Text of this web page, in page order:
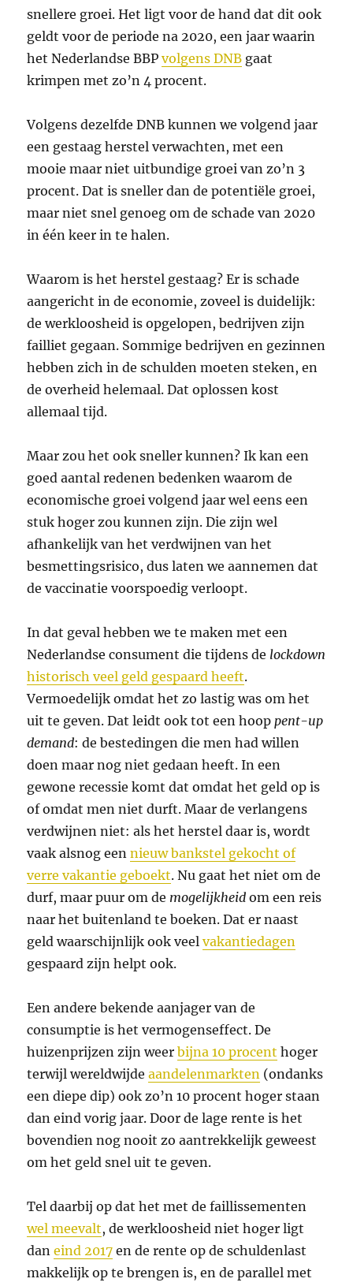
snellere groei. Het ligt voor de hand dat dit ook
geldt voor de periode na 2020, een jaar waarin
het Nederlandse BBPvolgens DNB gaat
krimpen met zo’n 4 procent.
Volgens dezelfde DNB kunnen we volgend jaar
een gestaag herstel verwachten, met een
mooie maar niet uitbundige groei van zo’n 3
procent. Dat is sneller dan de potentiële groei,
maar niet snel genoeg om de schade van 2020
in één keer in te halen.
Waarom is het herstel gestaag? Er is schade
aangericht in de economie, zoveel is duidelijk:
de werkloosheid is opgelopen, bedrijven zijn
failliet gegaan. Sommige bedrijven en gezinnen
hebben zich in de schulden moeten steken, en
de overheid helemaal. Dat oplossen kost
allemaal tijd.
Maar zou het ook sneller kunnen? Ik kan een
goed aantal redenen bedenken waarom de
economische groei volgend jaar wel eens een
stuk hoger zou kunnen zijn. Die zijn wel
afhankelijk van het verdwijnen van het
besmettingsrisico, dus laten we aannemen dat
de vaccinatie voorspoedig verloopt.
In dat geval hebben we te maken met een
Nederlandse consument die tijdens de lockdown
historisch veel geld gespaard heeft.
Vermoedelijk omdat het zo lastig was om het
uit te geven. Dat leidt ook tot een hooppent-up
demand: de bestedingen die men had willen
doen maar nog niet gedaan heeft. In een
gewone recessie komt dat omdat het geld op is
of omdat men niet durft. Maar de verlangens
verdwijnen niet: als het herstel daar is, wordt
vaak alsnog eennieuw bankstel gekocht of
verre vakantie geboekt. Nu gaat het niet om de
durf, maar puur om de mogelijkheid om een reis
naar het buitenland te boeken. Dat er naast
geld waarschijnlijk ook veelvakantiedagen
gespaard zijn helpt ook.
Een andere bekende aanjager van de
consumptie is het vermogenseffect. De
huizenprijzen zijn weerbijna 10 procent hoger
terwijl wereldwijdeaandelenmarkten (ondanks
een diepe dip) ook zo’n 10 procent hoger staan
dan eind vorig jaar. Door de lage rente is het
bovendien nog nooit zo aantrekkelijk geweest
om het geld snel uit te geven.
Tel daarbij op dat het met de faillissementen
wel meevalt, de werkloosheid niet hoger ligt
daneind 2017 en de rente op de schuldenlast
makkelijk op te brengen is, en de parallel met